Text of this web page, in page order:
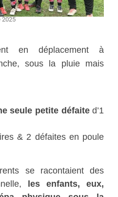
2025
en déplacement à
sous la pluie mais
seule petite défaited’1
& 2 défaites en poule
se racontaient des
les enfants, eux,